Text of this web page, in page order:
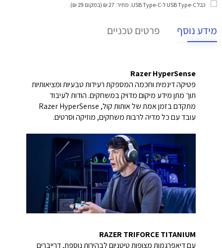
כבל USB Type-C ל-USB Type-C
. מחיר: 27 ₪ (במקום 29 ₪).
מידע נוסף פרטים טכניים
Razer HyperSense
פטיקה דינמית וחכמה המספקת רעידות טבעיות ומציאותיות
תוך מתן מידע מיקום מדויק במשחקים. הודות לעיבוד
מתקדם בזמן אמת של אותות קול, Razer HyperSense
עובד עם כל מדיה לרבות משחקים, מוזיקה וסרטים.
RAZER TRIFORCE TITANIUM
עם דיאפרגמות מצופות טיטניום לבהירות נוספת, דרייברים